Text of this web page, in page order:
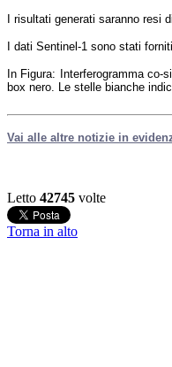
I risultati generati saranno resi
I dati Sentinel-1 sono stati
In Figura:
Interferogramma co-
box nero. Le stelle bianche
Vai alle altre notizie in
Letto 42745 volte
Torna in alto